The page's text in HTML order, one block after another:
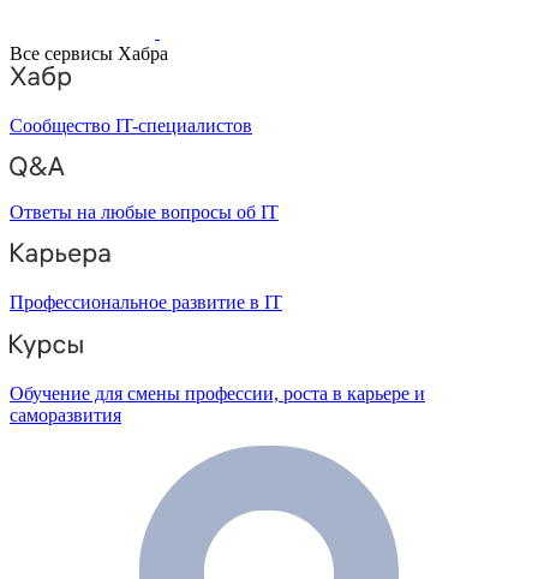
Все сервисы Хабра
Сообщество IT-специалистов
Ответы на любые вопросы об IT
Профессиональное развитие в IT
Обучение для смены профессии, роста в карьере и
саморазвития